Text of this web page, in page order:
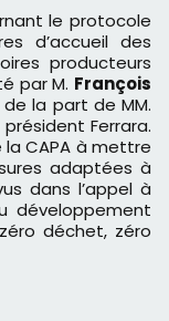
le protocole
d’accueil des
producteurs
par M. François
la part de MM.
Ferrara.
CAPA à mettre
adaptées à
dans l’appel à
développement
déchet, zéro